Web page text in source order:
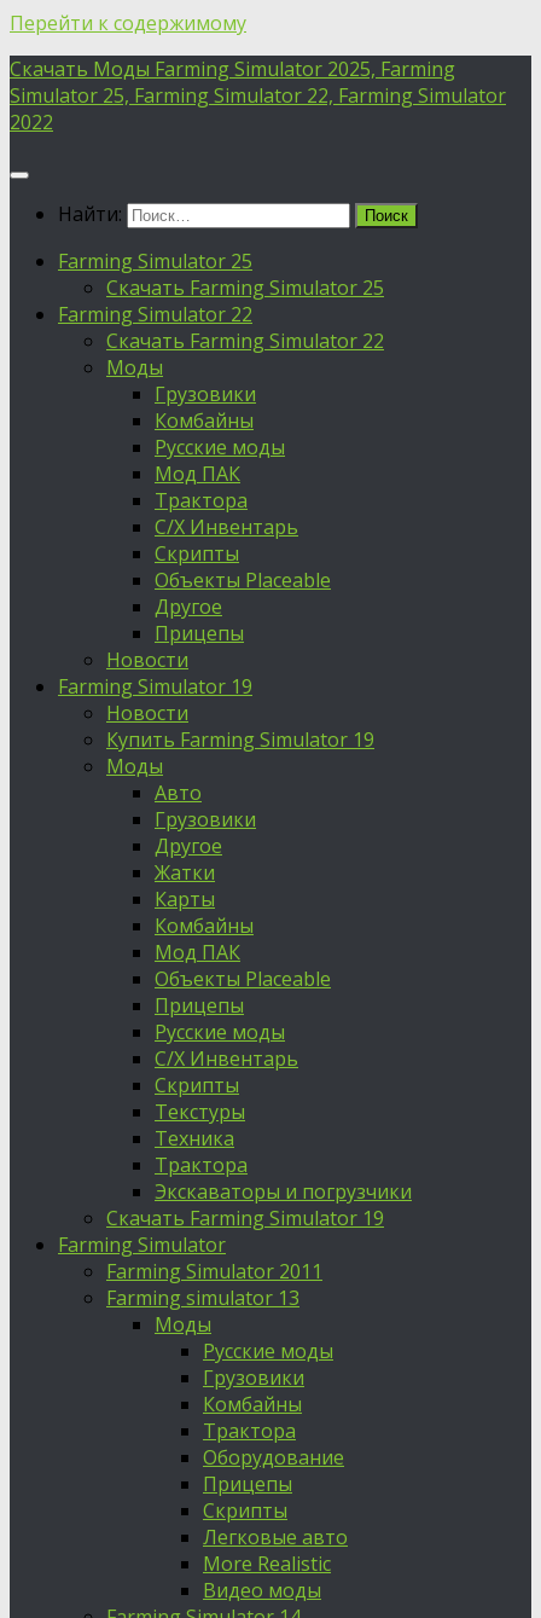
Перейти к содержимому
Скачать Моды Farming Simulator 2025, Farming
Simulator 25, Farming Simulator 22, Farming Simulator
2022
Найти:
Farming Simulator 25
Скачать Farming Simulator 25
Farming Simulator 22
Скачать Farming Simulator 22
Моды
Грузовики
Комбайны
Русские моды
Мод ПАК
Трактора
С/Х Инвентарь
Скрипты
Объекты Placeable
Другое
Прицепы
Новости
Farming Simulator 19
Новости
Купить Farming Simulator 19
Моды
Авто
Грузовики
Другое
Жатки
Карты
Комбайны
Мод ПАК
Объекты Placeable
Прицепы
Русские моды
С/Х Инвентарь
Скрипты
Текстуры
Техника
Трактора
Экскаваторы и погрузчики
Скачать Farming Simulator 19
Farming Simulator
Farming Simulator 2011
Farming simulator 13
Моды
Русские моды
Грузовики
Комбайны
Трактора
Оборудование
Прицепы
Скрипты
Легковые авто
More Realistic
Видео моды